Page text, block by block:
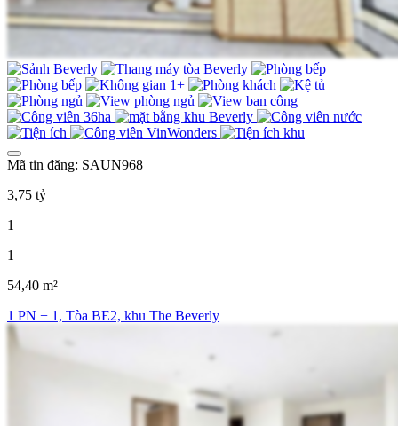
Mã tin đăng: SAUN968
3,75 tỷ
1
1
54,40 m²
1 PN + 1, Tòa BE2, khu The Beverly